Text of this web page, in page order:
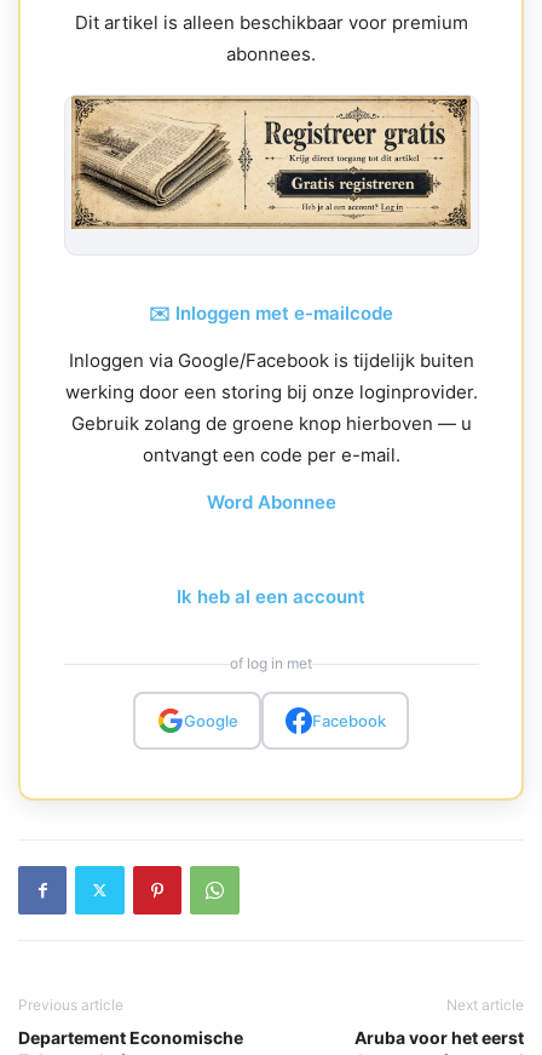
Dit artikel is alleen beschikbaar voor premium
abonnees.
✉️ Inloggen met e-mailcode
Inloggen via Google/Facebook is tijdelijk buiten
werking door een storing bij onze loginprovider.
Gebruik zolang de groene knop hierboven — u
ontvangt een code per e-mail.
Word Abonnee
Ik heb al een account
of log in met
Google Facebook
Previous article
Departement Economische
Next article
Aruba voor het eerst